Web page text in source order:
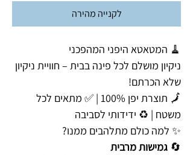
לקנייה מהירה
🧹 המטאטא היפני המהפכני
ניקיון מושלם לכל פינה בבית – חוויית ניקיון
שלא הכרתם!
🗾 תוצרת יפן 100% | ✅ מתאים לכל
משטח | ♻️ ידידותי לסביבה
✨ למה כולם מתלהבים ממנו?
🔄 גמישות מרבית